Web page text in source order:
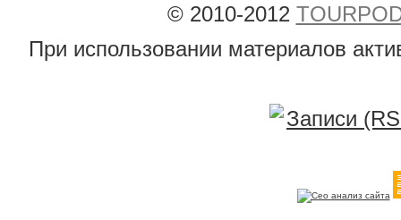
© 2010-2012
При использовании материалов
Записи